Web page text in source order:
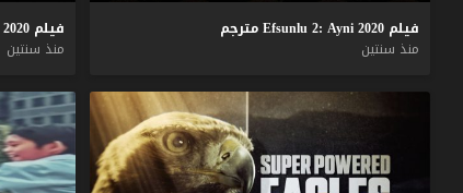
فيلم Efsunlu2: Ayni2020
مترجم
منذ سنتين
فيلم 2020
منذ سنتين